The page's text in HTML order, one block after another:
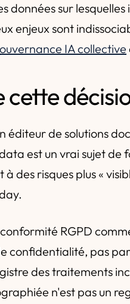
données sur
enjeux sont
IA collective
cette
éditeur de solutions
est un vrai sujet de
des risques plus «
RGPD
confidentialité, pas
des traitements
n'est pas un